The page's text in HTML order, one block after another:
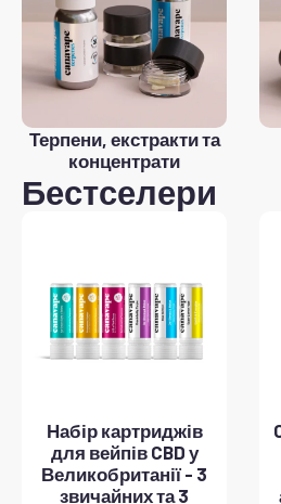
Терпени, екстракти та
концентрати
Бестселери
Набір картриджів
для вейпів CBD у
Великобританії - 3
звичайних та 3